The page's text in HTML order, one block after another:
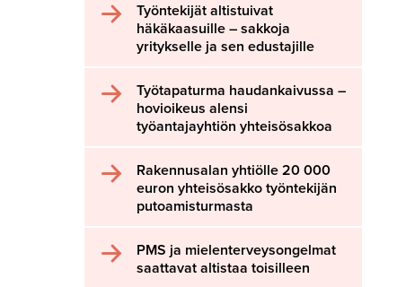
Työntekijät altistuivat
häkäkaasuille – sakkoja
yritykselle ja sen edustajille
Työtapaturma haudankaivussa –
hovioikeus alensi
työantajayhtiön yhteisösakkoa
Rakennusalan yhtiölle 20 000
euron yhteisösakko työntekijän
putoamisturmasta
PMS ja mielenterveysongelmat
saattavat altistaa toisilleen